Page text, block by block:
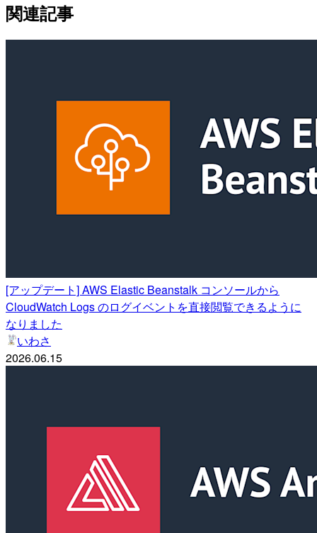
関連記事
[アップデート] AWS Elastic Beanstalk コンソールから
CloudWatch Logs のログイベントを直接閲覧できるように
なりました
いわさ
2026.06.15